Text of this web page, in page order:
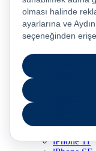
iPhone 17
iPhone
iPhone 15
iPhone 15
iPhone 15
iPhone
iPhone 11